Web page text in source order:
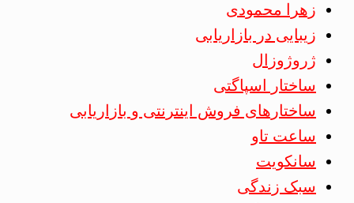
زهرا محمودی
زیبایی در بازاریابی
ژروژوزال
ساختار اسپاگتی
ساختارهای فروش اینترنتی و بازاریابی
ساعت تاو
سانکویت
سبک زندگی